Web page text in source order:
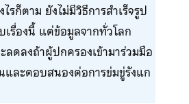
รก็ตาม ยังไม่มีวิธีการสำเร็จรูป
เรื่องนี้ แต่ข้อมูลจากทั่วโลก
ดลงถ้าผู้ปกครองเข้ามาร่วมมือ
และตอบสนองต่อการข่มขู่รังแก